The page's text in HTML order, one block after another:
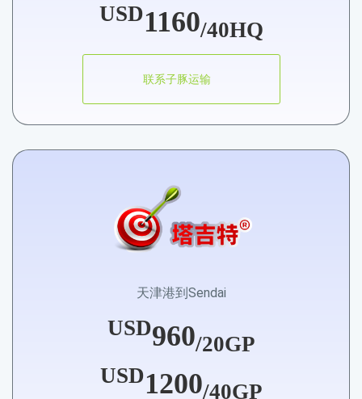
USD1160/40HQ
联系子豚运输
天津港到Sendai
USD960/20GP
USD1200/40GP